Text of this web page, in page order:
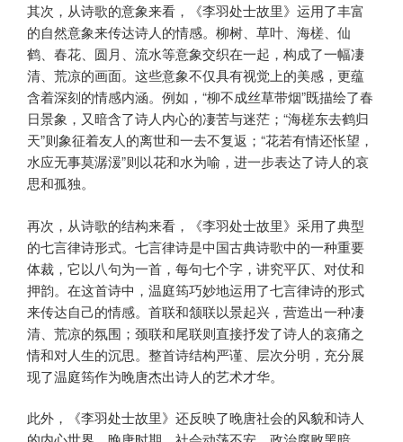
其次，从诗歌的意象来看，《李羽处士故里》运用了丰富
的自然意象来传达诗人的情感。柳树、草叶、海槎、仙
鹤、春花、圆月、流水等意象交织在一起，构成了一幅凄
清、荒凉的画面。这些意象不仅具有视觉上的美感，更蕴
含着深刻的情感内涵。例如，“柳不成丝草带烟”既描绘了春
日景象，又暗含了诗人内心的凄苦与迷茫；“海槎东去鹤归
天”则象征着友人的离世和一去不复返；“花若有情还怅望，
水应无事莫潺湲”则以花和水为喻，进一步表达了诗人的哀
思和孤独。
再次，从诗歌的结构来看，《李羽处士故里》采用了典型
的七言律诗形式。七言律诗是中国古典诗歌中的一种重要
体裁，它以八句为一首，每句七个字，讲究平仄、对仗和
押韵。在这首诗中，温庭筠巧妙地运用了七言律诗的形式
来传达自己的情感。首联和颔联以景起兴，营造出一种凄
清、荒凉的氛围；颈联和尾联则直接抒发了诗人的哀痛之
情和对人生的沉思。整首诗结构严谨、层次分明，充分展
现了温庭筠作为晚唐杰出诗人的艺术才华。
此外，《李羽处士故里》还反映了晚唐社会的风貌和诗人